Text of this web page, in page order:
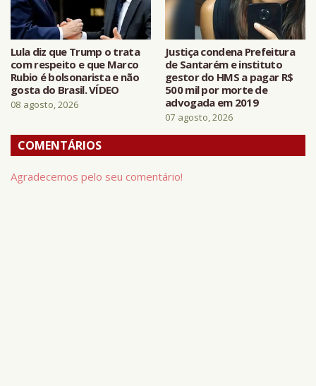
Lula diz que Trump o trata
com respeito e que Marco
Rubio é bolsonarista e não
gosta do Brasil. VÍDEO
08 agosto, 2026
Justiça condena Prefeitura
de Santarém e instituto
gestor do HMS a pagar R$
500 mil por morte de
advogada em 2019
07 agosto, 2026
COMENTÁRIOS
Agradecemos pelo seu comentário!